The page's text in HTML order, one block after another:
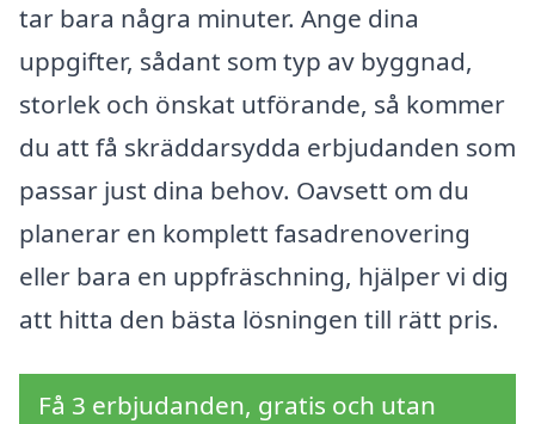
tar bara några minuter. Ange dina
uppgifter, sådant som typ av byggnad,
storlek och önskat utförande, så kommer
du att få skräddarsydda erbjudanden som
passar just dina behov. Oavsett om du
planerar en komplett fasadrenovering
eller bara en uppfräschning, hjälper vi dig
att hitta den bästa lösningen till rätt pris.
Få 3 erbjudanden, gratis och utan